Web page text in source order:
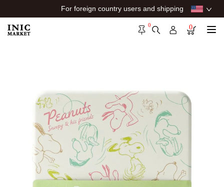
For foreign country users and shipping
0 0